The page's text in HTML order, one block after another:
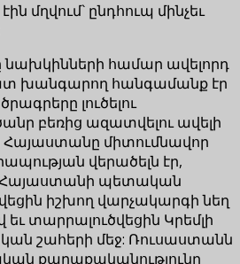
մղվում` ընդհուպ մինչեւ
նախկինների համար ավելորդ
խանգարող հանգամանք էր
լուծելու
բեռից ազատվելու ավելի
Հայաստանը միտումնավոր
վերածելն էր,
Հայաստանի պետական
իշխող վարչակարգի նեղ
տարրալուծվեցին Կրեմլի
շահերի մեջ: Ռուսաստանն
քաղաքականությունը